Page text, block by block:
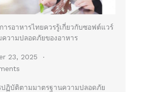
ารอาหารไทยควรรู้เกี่ยวกับซอฟต์แวร์
วามปลอดภัยของอาหาร
23, 2025
ฏิบัติตามมาตรฐานความปลอดภัย